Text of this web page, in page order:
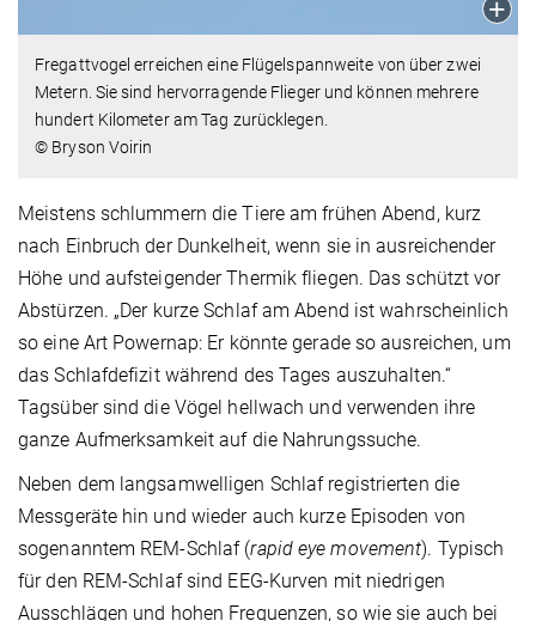
Fregattvogel erreichen eine Flügelspannweite von über zwei
Metern. Sie sind hervorragende Flieger und können mehrere
hundert Kilometer am Tag zurücklegen.
© Bryson Voirin
Meistens schlummern die Tiere am frühen Abend, kurz
nach Einbruch der Dunkelheit, wenn sie in ausreichender
Höhe und aufsteigender Thermik fliegen. Das schützt vor
Abstürzen. „Der kurze Schlaf am Abend ist wahrscheinlich
so eine Art Powernap: Er könnte gerade so ausreichen, um
das Schlafdefizit während des Tages auszuhalten.“
Tagsüber sind die Vögel hellwach und verwenden ihre
ganze Aufmerksamkeit auf die Nahrungssuche.
Neben dem langsamwelligen Schlaf registrierten die
Messgeräte hin und wieder auch kurze Episoden von
sogenanntem REM-Schlaf (rapid eye movement). Typisch
für den REM-Schlaf sind EEG-Kurven mit niedrigen
Ausschlägen und hohen Frequenzen, so wie sie auch bei